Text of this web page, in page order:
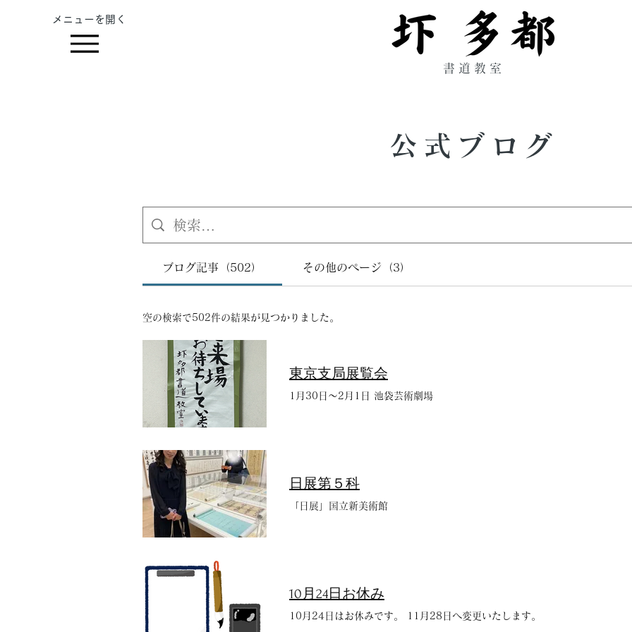
​メニューを開く
書道教室
公式ブログ
ブログ記事（502） その他のページ（3）
空の検索で502件の結果が見つかりました。
東京支局展覧会
1月30日〜2月1日 池袋芸術劇場
日展第５科
「日展」国立新美術館
10月24日お休み
10月24日はお休みです。 11月28日へ変更いたします。